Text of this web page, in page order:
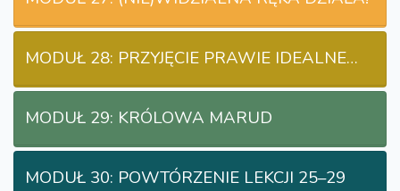
MODUŁ 28: PRZYJĘCIE PRAWIE IDEALNE…
MODUŁ 29: KRÓLOWA MARUD
MODUŁ 30: POWTÓRZENIE LEKCJI 25–29